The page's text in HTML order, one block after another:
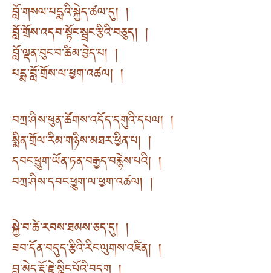
བློ་གསལ་པདྨའི་སྐྱེད་ཚལ་དུ། །
བློ་གྲོས་འདབ་སྟོང་སྦྲང་རྩིའི་བཅུད། །
བློ་ལྡན་བུང་བ་ཚིམ་བྱེད་པ། །
པདྨ་བློ་གྲོས་ལ་ཕྱག་འཚལ། །
བཀྲ་ཤིས་ཕུན་ཚོགས་འདོད་དགུའི་དཔལ། །
སྨིན་གྲོལ་རིམ་གཉིས་མཐར་ཕྱིན་པ། །
དབང་ཕྱུག་ཡོན་ཏན་བརྒྱད་བརྙེས་པའི། །
བཀྲ་ཤིས་དབང་ཕྱུག་ལ་ཕྱག་འཚལ། །
སྐྱེ་བ་ཚེ་རབས་ཐམས་ཅད་དུ། །
ཟབ་དོན་བདུད་རྩིའི་རིང་ལུགས་འཛིན། །